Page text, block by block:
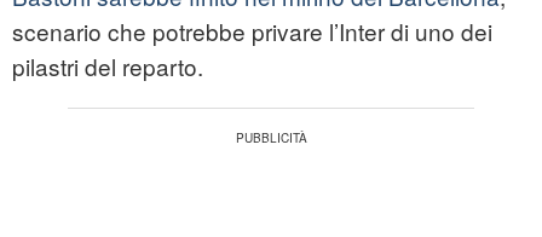
scenario che potrebbe privare l’Inter di uno dei
pilastri del reparto.